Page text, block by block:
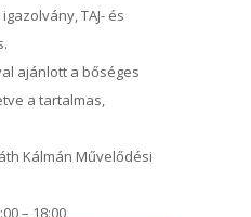
TAJ- és
ajánlott a bőséges
a tartalmas,
Kálmán Művelődési
– 18:00